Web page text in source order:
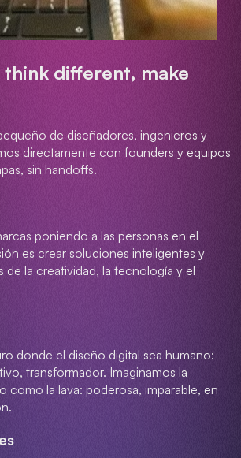
think different, make
de diseñadores, ingenieros y
directamente con founders y equipos
sin handoffs.
poniendo a las personas en el
es crear soluciones inteligentes y
de la creatividad, la tecnología y el
donde el diseño digital sea humano:
transformador. Imaginamos la
como la lava: poderosa, imparable, en